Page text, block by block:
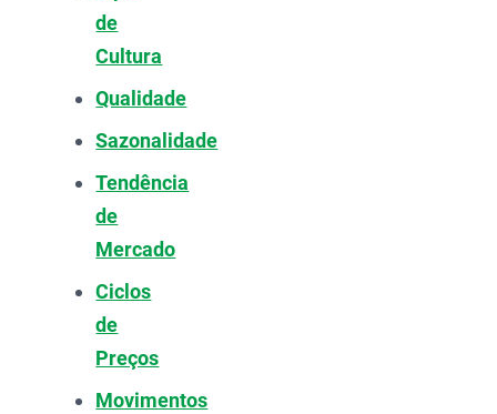
de
Cultura
Qualidade
Sazonalidade
Tendência
de
Mercado
Ciclos
de
Preços
Movimentos